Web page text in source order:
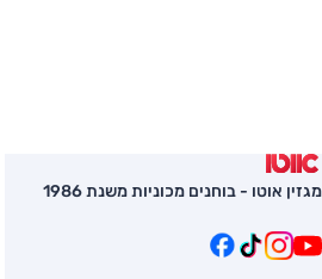
מגזין אוטו - בוחנים מכוניות משנת 1986